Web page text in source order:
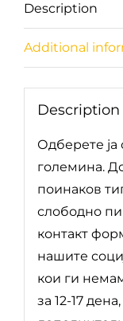
Description
Additional
Description
Одберете ја
големина.
поинаков
слободно
контакт
нашите
кои ги
за 12-17